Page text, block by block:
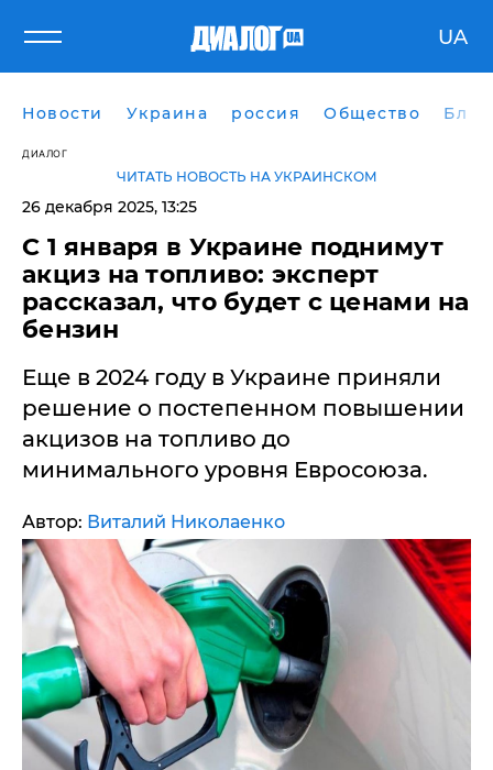
UA
Новости Украина россия Общество
ДИАЛОГ
ЧИТАТЬ НОВОСТЬ НА УКРАИНСКОМ
26 декабря 2025, 13:25
С 1 января в Украине поднимут
акциз на топливо: эксперт
рассказал, что будет с ценами на
бензин
Еще в 2024 году в Украине приняли
решение о постепенном повышении
акцизов на топливо до
минимального уровня Евросоюза.
Автор: Виталий Николаенко